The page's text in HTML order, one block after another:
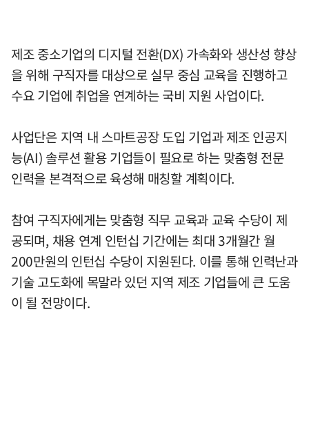
제조 중소기업의 디지털 전환(DX) 가속화와 생산성 향상
을 위해 구직자를 대상으로 실무 중심 교육을 진행하고
수요 기업에 취업을 연계하는 국비 지원 사업이다.
사업단은 지역 내 스마트공장 도입 기업과 제조 인공지
능(AI) 솔루션 활용 기업들이 필요로 하는 맞춤형 전문
인력을 본격적으로 육성해 매칭할 계획이다.
참여 구직자에게는 맞춤형 직무 교육과 교육 수당이 제
공되며, 채용 연계 인턴십 기간에는 최대 3개월간 월
200만원의 인턴십 수당이 지원된다. 이를 통해 인력난과
기술 고도화에 목말라 있던 지역 제조 기업들에 큰 도움
이 될 전망이다.